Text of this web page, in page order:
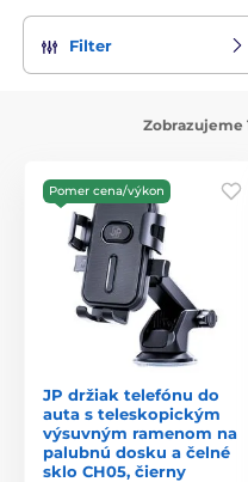
Filter
Zobrazujeme
Pomer cena/výkon
JP držiak telefónu do
auta s teleskopickým
výsuvným ramenom na
palubnú dosku a čelné
sklo CH05, čierny